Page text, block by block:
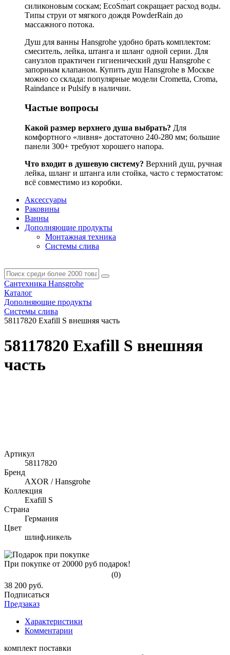
силиконовым соскам; EcoSmart сокращает расход воды.
Типы струи от мягкого дождя PowderRain до
массажного потока.
Душ для ванны Hansgrohe удобно брать комплектом:
смеситель, лейка, штанга и шланг одной серии. Для
санузлов практичен гигиенический душ Hansgrohe с
запорным клапаном. Купить душ Hansgrohe в Москве
можно со склада: популярные модели Crometta, Croma,
Raindance и Pulsify в наличии.
Частые вопросы
Какой размер верхнего душа выбрать? Для
комфортного «ливня» достаточно 240-280 мм; большие
панели 300+ требуют хорошего напора.
Что входит в душевую систему? Верхний душ, ручная
лейка, шланг и штанга или стойка, часто с термостатом:
всё совместимо из коробки.
Аксессуары
Раковины
Ванны
Дополняющие продукты
Монтажная техника
Системы слива
Сантехника Hansgrohe
Каталог
Дополняющие продукты
Системы слива
58117820 Exafill S внешняя часть
58117820 Exafill S внешняя
часть
Артикул
58117820
Бренд
AXOR / Hansgrohe
Коллекция
Exafill S
Страна
Германия
Цвет
шлиф.никель
При покупке от 20000 руб подарок!
(0)
38 200 руб.
Подписаться
Предзаказ
Характеристики
Комментарии
комплект поставки